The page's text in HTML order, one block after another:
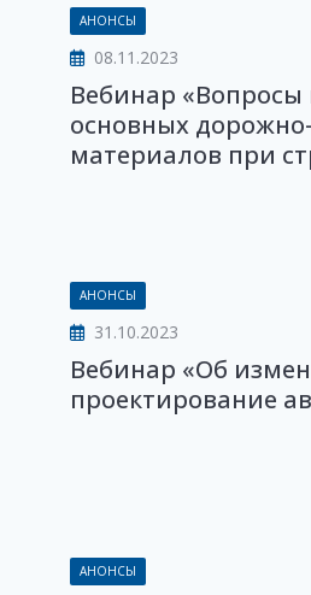
АНОНСЫ
08.11.2023
Вебинар «Вопросы
основных
материалов при
АНОНСЫ
31.10.2023
Вебинар «Об
проектирование
АНОНСЫ